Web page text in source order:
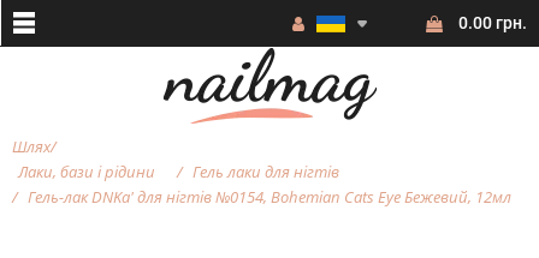
0.00 грн.
Шлях
Лаки, бази і рідини
Гель лаки для нігтів
Гель-лак DNKa' для нігтів №0154, Bohemian Cats Eye Бежевий, 12мл